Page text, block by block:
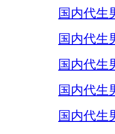
国内代生
国内代生
国内代生
国内代生
国内代生